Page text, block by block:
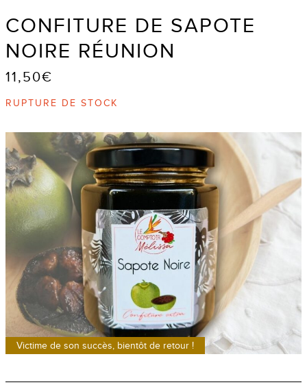
Victime de son succès, bientôt de retour !
CONFITURE DE SAPOTE
NOIRE RÉUNION
11,50€
RUPTURE DE STOCK